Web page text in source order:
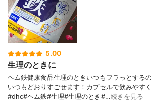
5.00
生理のときに
ヘム鉄健康食品生理のときいつもフラっとする
いつもどおりすごせます！カプセルで飲みやす
#dhc#ヘム鉄#生理#生理のとき#…続きを見る